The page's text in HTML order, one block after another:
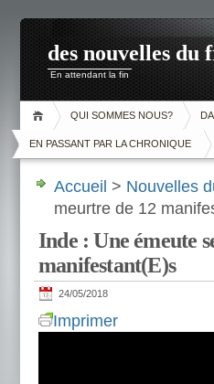
des nouvelles du
En attendant la fin
QUI SOMMES NOUS?
EN PASSANT PAR LA CHRONIQUE
Accueil > Nouvelles
meurtre de 12
Inde : Une émeute
manifestant(E)s
24/05/2018
Imprimer